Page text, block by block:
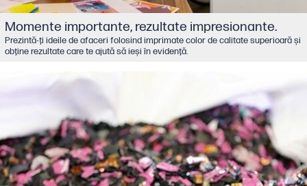
Momente importante, rezultate impresionante.
Prezintă-ţi ideile de afaceri folosind imprimate color de calitate superioară şi
obţine rezultate care te ajută să ieşi în evidenţă.